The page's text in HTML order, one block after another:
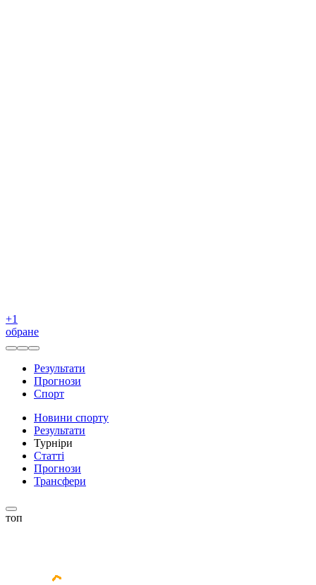
+1
обране
Результати
Прогнози
Спорт
Новини спорту
Результати
Турніри
Статті
Прогнози
Трансфери
топ